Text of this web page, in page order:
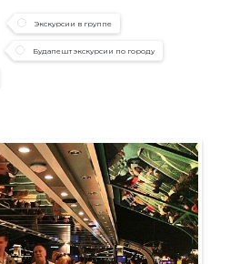
Экскурсии в группе
Будапешт экскурсии по городу